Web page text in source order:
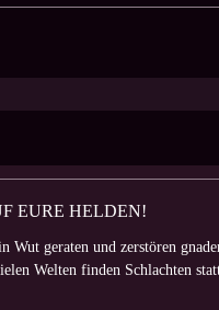
EURE HELDEN!
geraten und zerstören
Welten finden Schlachten